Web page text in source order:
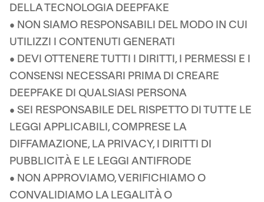
DELLA TECNOLOGIA DEEPFAKE
• NON SIAMO RESPONSABILI DEL MODO IN CUI
UTILIZZI I CONTENUTI GENERATI
• DEVI OTTENERE TUTTI I DIRITTI, I PERMESSI E I
CONSENSI NECESSARI PRIMA DI CREARE
DEEPFAKE DI QUALSIASI PERSONA
• SEI RESPONSABILE DEL RISPETTO DI TUTTE LE
LEGGI APPLICABILI, COMPRESE LA
DIFFAMAZIONE, LA PRIVACY, I DIRITTI DI
PUBBLICITÀ E LE LEGGI ANTIFRODE
• NON APPROVIAMO, VERIFICHIAMO O
CONVALIDIAMO LA LEGALITÀ O